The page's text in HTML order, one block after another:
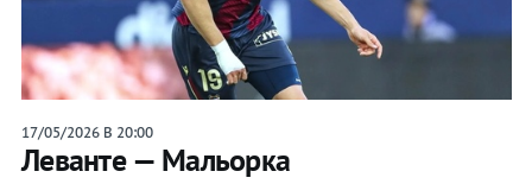
17/05/2026 В 20:00
Леванте — Мальорка